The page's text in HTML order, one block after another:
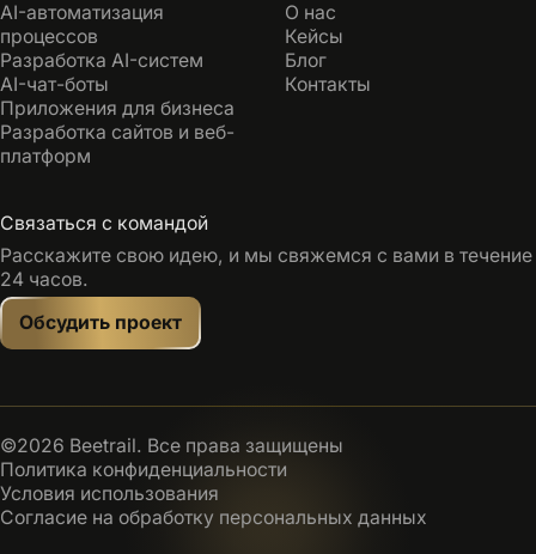
AI-автоматизация
процессов
Разработка AI-систем
AI-чат-боты
Приложения для бизнеса
Разработка сайтов и веб-
платформ
О нас
Кейсы
Блог
Контакты
Связаться с командой
Расскажите свою идею, и мы свяжемся с вами в течение
24 часов.
Обсудить проект
©2026 Beetrail. Все права защищены
Политика конфиденциальности
Условия использования
Согласие на обработку персональных данных